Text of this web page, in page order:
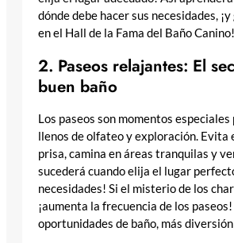
dónde debe hacer sus necesidades,
en el Hall de la Fama del Baño Canino!
2. Paseos relajantes: El
buen baño
Los paseos son momentos
llenos de olfateo y exploración. Evita
prisa, camina en áreas tranquilas y
sucederá cuando elija el lugar
necesidades! Si el misterio de los
¡aumenta la frecuencia de los
oportunidades de baño, más